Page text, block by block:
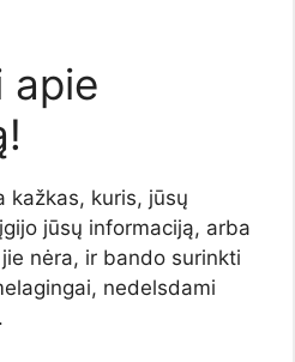
apie
kažkas, kuris, jūsų
jūsų informaciją, arba
nėra, ir bando surinkti
nedelsdami